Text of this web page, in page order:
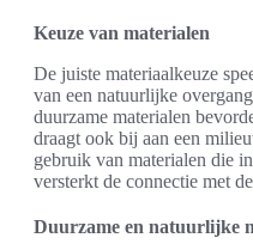
Keuze van materialen
De juiste materiaalkeuze
van een natuurlijke
duurzame materialen
draagt ook bij aan een
gebruik van materialen die
versterkt de connectie met
Duurzame en natuurlijke